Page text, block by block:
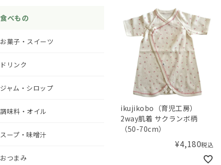
食べもの
お菓子・スイーツ
ドリンク
ジャム・シロップ
調味料・オイル
スープ・味噌汁
おつまみ
ikujikobo（育児工房）
2way肌着 サクランボ柄
（50-70cm）
¥4,180税込